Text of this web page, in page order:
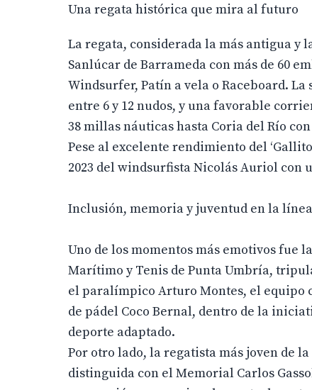
Una regata histórica que mira al futuro
La regata, considerada la más antigua
Sanlúcar de Barrameda con más de 60
Windsurfer, Patín a vela o Raceboard.
entre 6 y 12 nudos, y una favorable
38 millas náuticas hasta Coria del Río
Pese al excelente rendimiento del
2023 del windsurfista Nicolás Auriol con
Inclusión, memoria y juventud en la
Uno de los momentos más emotivos fue
Marítimo y Tenis de Punta Umbría,
el paralímpico Arturo Montes, el equipo
de pádel Coco Bernal, dentro de la
deporte adaptado.
Por otro lado, la regatista más joven de
distinguida con el Memorial Carlos